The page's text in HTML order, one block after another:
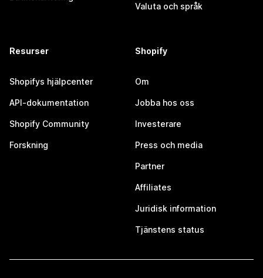
Valuta och språk
Resurser
Shopifys hjälpcenter
API-dokumentation
Shopify Community
Forskning
Shopify
Om
Jobba hos oss
Investerare
Press och media
Partner
Affiliates
Juridisk information
Tjänstens status